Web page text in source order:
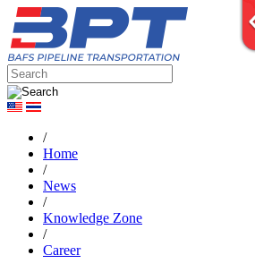
/
Home
/
News
/
Knowledge Zone
/
Career